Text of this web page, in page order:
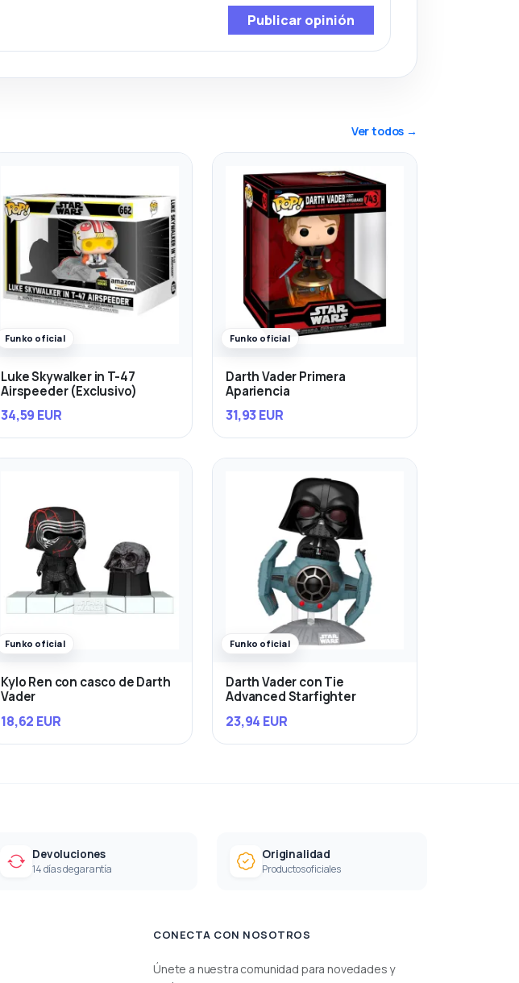
Publicar opinión
Ver todos →
Funko oficial
Luke Skywalker in T-47
Airspeeder (Exclusivo)
34,59 EUR
Funko oficial
Darth Vader Primera
Apariencia
31,93 EUR
Funko oficial
Kylo Ren con casco de Darth
Vader
18,62 EUR
Funko oficial
Darth Vader con Tie
Advanced Starfighter
23,94 EUR
Devoluciones
14 días de garantía
Originalidad
Productos oficiales
CONECTA CON NOSOTROS
Únete a nuestra comunidad para novedades y